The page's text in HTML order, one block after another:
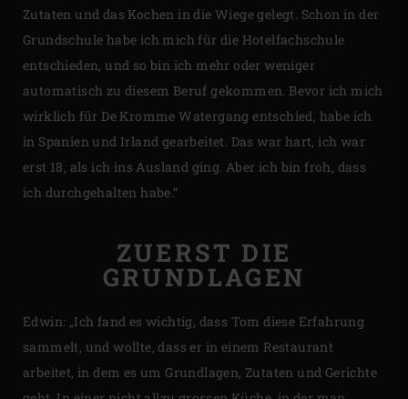
Zutaten und das Kochen in die Wiege gelegt. Schon in der
Grundschule habe ich mich für die Hotelfachschule
entschieden, und so bin ich mehr oder weniger
automatisch zu diesem Beruf gekommen. Bevor ich mich
wirklich für De Kromme Watergang entschied, habe ich
in Spanien und Irland gearbeitet. Das war hart, ich war
erst 18, als ich ins Ausland ging. Aber ich bin froh, dass
ich durchgehalten habe.“
ZUERST DIE
GRUNDLAGEN
Edwin: „Ich fand es wichtig, dass Tom diese Erfahrung
sammelt, und wollte, dass er in einem Restaurant
arbeitet, in dem es um Grundlagen, Zutaten und Gerichte